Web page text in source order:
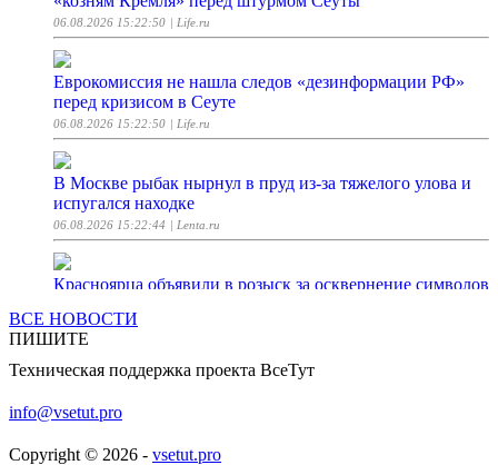
06.08.2026 15:22:50 | Life.ru
Еврокомиссия не нашла следов «дезинформации РФ»
перед кризисом в Сеуте
06.08.2026 15:22:50 | Life.ru
В Москве рыбак нырнул в пруд из-за тяжелого улова и
испугался находке
06.08.2026 15:22:44 | Lenta.ru
Красноярца объявили в розыск за осквернение символов
06.08.2026 15:22:40
Reuters: из-за обострения миграционного кризиса в
Сеуте погибли более 100 человек
ВСЕ НОВОСТИ
ПИШИТЕ
Техническая поддержка проекта ВсеТут
info@vsetut.pro
Copyright © 2026 - vsetut.pro